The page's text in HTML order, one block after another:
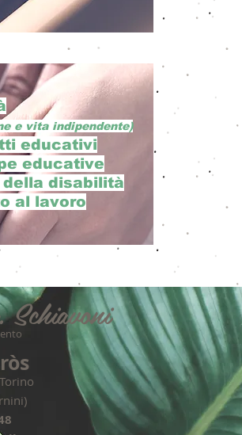
e vita indipendente)
educativi
educative
della disabilità
al lavoro
Torino